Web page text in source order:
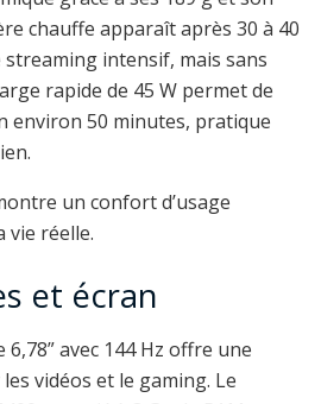
chauffe apparaît après 30 à 40
intensif, mais sans
rapide de 45 W permet de
environ 50 minutes, pratique
un confort d’usage
vie réelle.
et écran
6,78” avec 144 Hz offre une
vidéos et le gaming. Le